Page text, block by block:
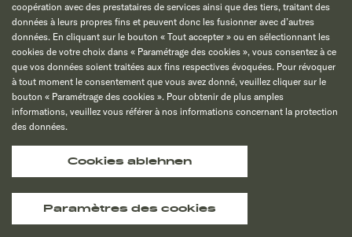
coopération avec des prestataires de services ainsi que des tiers, traitant des
données à leurs propres fins et peuvent donc les fusionner avec d’autres
données. En cliquant sur le bouton « Tout accepter » ou en sélectionnant les
cookies de votre choix dans « Paramétrage des cookies », vous consentez à ce
que vos données soient traitées aux fins respectives évoquées. Pour révoquer
à tout moment le consentement que vous avez donné, veuillez cliquer sur le
bouton « Paramétrage des cookies ». Pour obtenir de plus amples
informations, veuillez vous référer à nos informations concernant la protection
des données.
Cookies ablehnen
Paramètres des cookies